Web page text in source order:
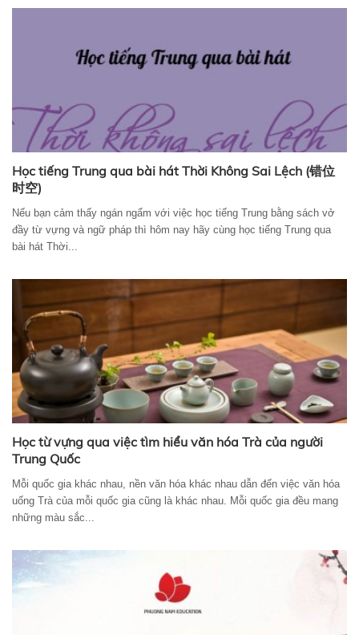
Học tiếng Trung qua bài hát Thời Không Sai Lệch (错位
时空)
Nếu bạn cảm thấy ngán ngẩm với việc học tiếng Trung bằng sách vở
đầy từ vựng và ngữ pháp thì hôm nay hãy cùng học tiếng Trung qua
bài hát Thời...
Học từ vựng qua việc tìm hiểu văn hóa Trà của người
Trung Quốc
Mỗi quốc gia khác nhau, nền văn hóa khác nhau dẫn đến việc văn hóa
uống Trà của mỗi quốc gia cũng là khác nhau. Mỗi quốc gia đều mang
những màu sắc...